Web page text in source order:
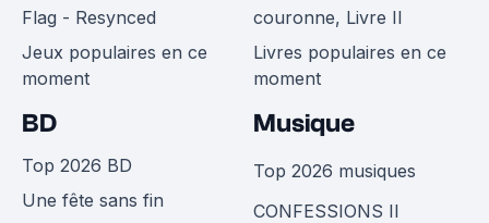
Flag - Resynced
Jeux populaires en ce
moment
couronne, Livre II
Livres populaires en ce
moment
BD
Top 2026 BD
Une fête sans fin
Musique
Top 2026 musiques
CONFESSIONS II